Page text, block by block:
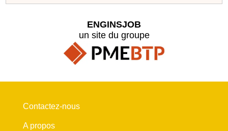
ENGINSJOB
un site du groupe
Contactez-nous
A propos